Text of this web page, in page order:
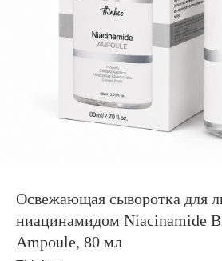
Освежающая сыворотка для
ниацинамидом Niacinamide
Ampoule, 80 мл